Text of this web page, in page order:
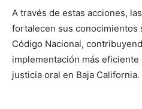
A través de estas acciones,
fortalecen sus conocimientos
Código Nacional,
implementación más
justicia oral en Baja California.